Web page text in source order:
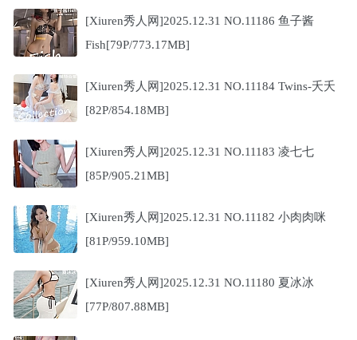
[Xiuren秀人网]2025.12.31 NO.11186 鱼子酱
Fish[79P/773.17MB]
[Xiuren秀人网]2025.12.31 NO.11184 Twins-夭夭
[82P/854.18MB]
[Xiuren秀人网]2025.12.31 NO.11183 凌七七
[85P/905.21MB]
[Xiuren秀人网]2025.12.31 NO.11182 小肉肉咪
[81P/959.10MB]
[Xiuren秀人网]2025.12.31 NO.11180 夏冰冰
[77P/807.88MB]